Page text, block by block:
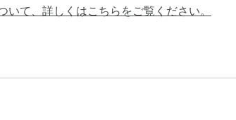
of browser contents, the test case
いて、詳しくはこちらをご覧ください。